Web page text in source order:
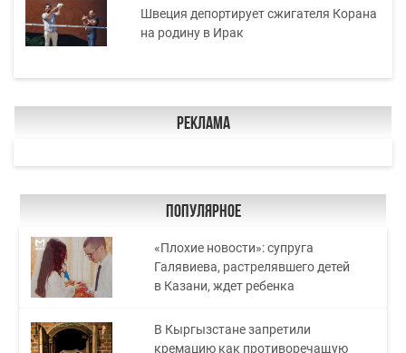
Швеция депортирует сжигателя Корана
на родину в Ирак
Реклама
Популярное
«Плохие новости»: супруга
Галявиева, растрелявшего детей
в Казани, ждет ребенка
В Кыргызстане запретили
кремацию как противоречащую